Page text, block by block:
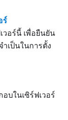
ร์
วอร์นี้ เพื่อยืนยัน
เป็นในการตั้ง
บในเซิร์ฟเวอร์